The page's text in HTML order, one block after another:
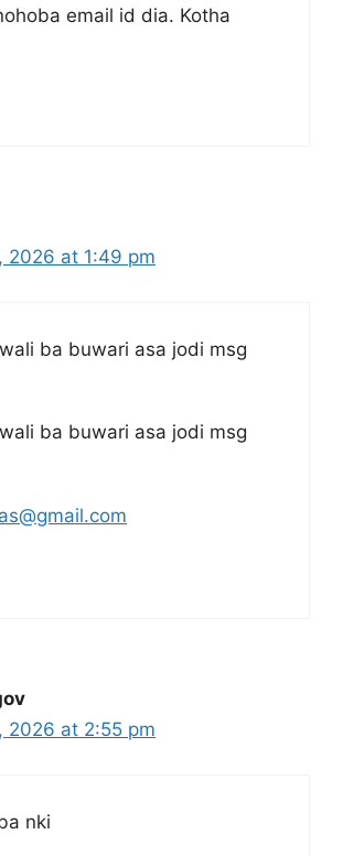
email id dia. Kotha
2026 at 1:49 pm
ba buwari asa jodi msg
ba buwari asa jodi msg
2026 at 2:55 pm
nki